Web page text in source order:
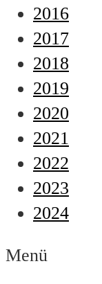
2016
2017
2018
2019
2020
2021
2022
2023
2024
Menü